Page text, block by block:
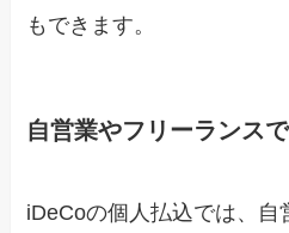
もできます。
自営業やフリーランス
iDeCoの個人払込では、自